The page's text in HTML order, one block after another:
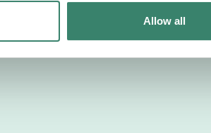
Allow all